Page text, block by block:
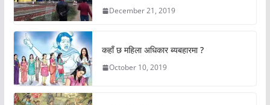
December 21, 2019
कहाँ छ महिला अधिकार ब्यबहारमा ?
October 10, 2019